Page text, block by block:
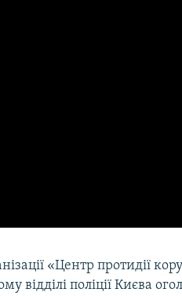
«Центр протидії
відділі поліції Києва